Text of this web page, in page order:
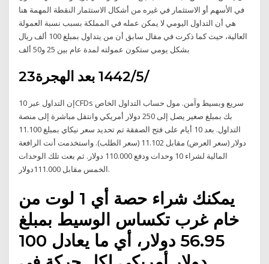
في الأسهم أو الاستثمار في غيره من أشكال الاستثمار النقطة المهمة هنا
هي أن التداول اليومي لا يمكن عمله في المملكة بسبب نسبة العمولة
العالية، حيث كما ذكرت في مقال سابق أن من يتداول بمبلغ 100 ألف ريال
بشكل يومي ستكون عمولته لمدة عام بين 25 و50 ألف
23‏‏/5‏‏/1442 بعد الهجرة
إن التداول عبر 10CFDs سريع وبسيط وآمن. مول حساب التداول الخاص
بك بمبلغ صغير يصل إلى 250 دولار أمريكي وانتقل مباشرة إلى منصة
التداول. بعد 10 أيام على فتح الصفقة تم تحديد سعر نيكاي بمبلغ 11.100
دولار (سعر العرض) مقابل 11.102 (سعر الطلب). واستخدمت أنت الرافعة
المالية لشراء 10 وحدات ودفع 110.000 دولار. ثم بعت تلك الوحدات
الخمس مقابل 111.000دولار.
يمكنك شراء حصة أي 1 لوت من
خام غرب تكساس الوسيط بمبلغ
56.95 دولار، أي ما يعادل 100